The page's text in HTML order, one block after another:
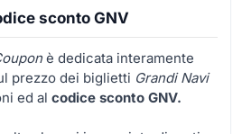
sconto GNV
è dedicata interamente
prezzo dei biglietti Grandi Navi
ed al codice sconto GNV.